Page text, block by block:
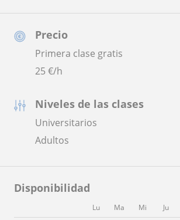
Precio
Primera clase gratis
25€/h
Niveles de las clases
Universitarios
Adultos
Disponibilidad
Lu Ma Mi Ju